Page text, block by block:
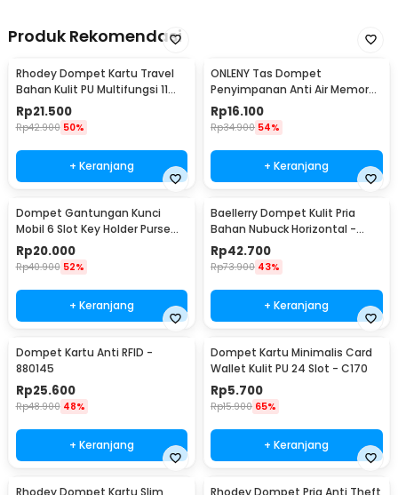
Produk Rekomendasi
Rhodey Dompet Kartu Travel
Bahan Kulit PU Multifungsi 11
Slot Slim - 880145
Rp21.500
Rp42.900 50%
+ Keranjang
ONLENY Tas Dompet
Penyimpanan Anti Air Memory
Card 8 Layer 22 Slot - OY855
Rp16.100
Rp34.900 54%
+ Keranjang
Dompet Gantungan Kunci
Mobil 6 Slot Key Holder Purse
Fashion - SKM0062
Rp20.000
Rp40.900 52%
+ Keranjang
Baellerry Dompet Kulit Pria
Bahan Nubuck Horizontal -
G1166/D1166
Rp42.700
Rp73.900 43%
+ Keranjang
Dompet Kartu Anti RFID -
880145
Rp25.600
Rp48.900 48%
+ Keranjang
Dompet Kartu Minimalis Card
Wallet Kulit PU 24 Slot - C170
Rp5.700
Rp15.900 65%
+ Keranjang
Rhodey Dompet Kartu Slim Rhodey Dompet Pria Anti Theft